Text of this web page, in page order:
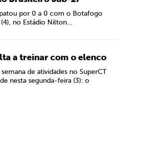
por 0 a 0 com o Botafogo
no Estádio Nilton...
a treinar com o elenco
de atividades no SuperCT
nesta segunda-feira (3): o